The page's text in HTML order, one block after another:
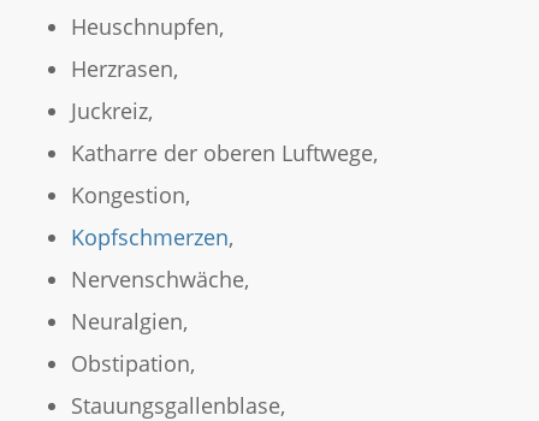
Heuschnupfen,
Herzrasen,
Juckreiz,
Katharre der oberen Luftwege,
Kongestion,
Kopfschmerzen,
Nervenschwäche,
Neuralgien,
Obstipation,
Stauungsgallenblase,